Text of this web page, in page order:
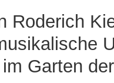
Roderich
Garten